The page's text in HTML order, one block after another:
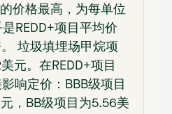
价格最高，为每单位
REDD+项目平均价
垃圾填埋场甲烷项
元。在REDD+项目
响定价：BBB级项目
，BB级项目为5.56美